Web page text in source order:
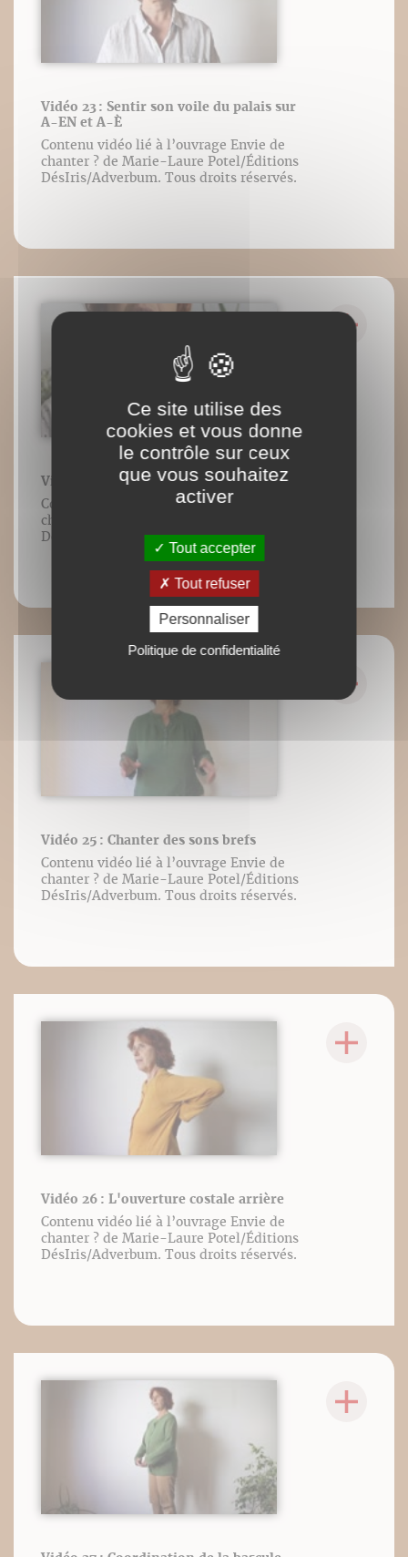
Vidéo 23 : Sentir son voile du palais sur
A-EN et A-È
Contenu vidéo lié à l’ouvrage Envie de
chanter ? de Marie-Laure Potel/Éditions
DésIris/Adverbum. Tous droits réservés.
Vidéo 24 : Les mouvements du larynx
Contenu vidéo lié à l’ouvrage Envie de
chanter ? de Marie-Laure Potel/Éditions
DésIris/Adverbum. Tous droits réservés.
Vidéo 25 : Chanter des sons brefs
Contenu vidéo lié à l’ouvrage Envie de
chanter ? de Marie-Laure Potel/Éditions
DésIris/Adverbum. Tous droits réservés.
Vidéo 26 : L'ouverture costale arrière
Contenu vidéo lié à l’ouvrage Envie de
chanter ? de Marie-Laure Potel/Éditions
DésIris/Adverbum. Tous droits réservés.
Ce site utilise des
cookies et vous donne
le contrôle sur ceux
que vous souhaitez
activer
Tout accepter
Tout refuser
Personnaliser
Politique de confidentialité